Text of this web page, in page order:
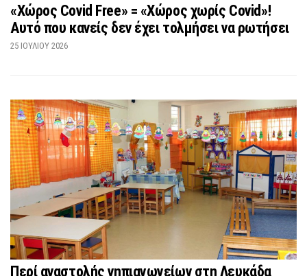
«Χώρος Covid Free» = «Χώρος χωρίς Covid»!
Αυτό που κανείς δεν έχει τολμήσει να ρωτήσει
25 ΙΟΥΛΊΟΥ 2026
Περί αναστολής νηπιαγωγείων στη Λευκάδα